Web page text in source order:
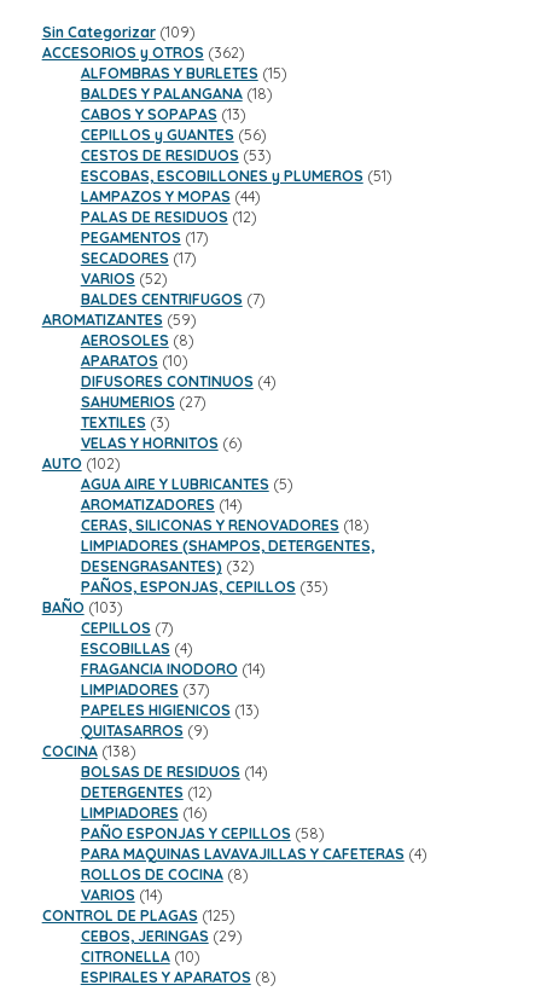
Sin Categorizar 109109
productos
ACCESORIOS y OTROS 362362
productos
ALFOMBRAS Y BURLETES 1515
BALDES Y PALANGANA 1818
CABOS Y SOPAPAS 1313
productos
CEPILLOS y GUANTES 5656
productos
CESTOS DE RESIDUOS 5353
productos
ESCOBAS, ESCOBILLONES y PLUMEROS 5151
LAMPAZOS Y MOPAS 4444
productos
PALAS DE RESIDUOS 1212
PEGAMENTOS 1717
SECADORES 1717
VARIOS 5252
productos
BALDES CENTRIFUGOS 77
AROMATIZANTES 5959
productos
AEROSOLES 88
productos
APARATOS 1010
productos
DIFUSORES CONTINUOS 44
SAHUMERIOS 2727
TEXTILES 33
productos
VELAS Y HORNITOS 66
AUTO 102102
productos
AGUA AIRE Y LUBRICANTES 55
AROMATIZADORES 1414
productos
CERAS, SILICONAS Y RENOVADORES 1818
productos
LIMPIADORES (SHAMPOS, DETERGENTES,
DESENGRASANTES) 3232
productos
PAÑOS, ESPONJAS, CEPILLOS 3535
BAÑO 103103
productos
CEPILLOS 77
productos
ESCOBILLAS 44
productos
FRAGANCIA INODORO 1414
LIMPIADORES 3737
productos
PAPELES HIGIENICOS 1313
QUITASARROS 99
COCINA 138138
productos
BOLSAS DE RESIDUOS 1414
DETERGENTES 1212
productos
LIMPIADORES 1616
productos
PAÑO ESPONJAS Y CEPILLOS 5858
productos
PARA MAQUINAS LAVAVAJILLAS Y CAFETERAS 44
ROLLOS DE COCINA 88
VARIOS 1414
productos
CONTROL DE PLAGAS 125125
productos
CEBOS, JERINGAS 2929
CITRONELLA 1010
productos
ESPIRALES Y APARATOS 88